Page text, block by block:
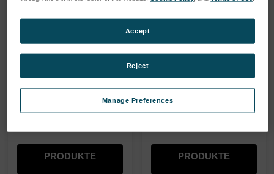
Xenonlampe. Ein
sorgt für bestmögliche
Parameter auf
PRODUKTE
Gleichmäßigkeit.
PRODUKTE
Manage Preferences
Reject
Accept